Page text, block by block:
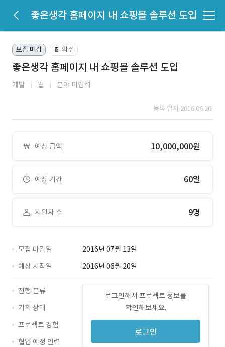
좋은생각 홈페이지 내 쇼핑몰 솔루션 도입
모집 마감 📔 외주
좋은생각 홈페이지 내 쇼핑몰 솔루션 도입
개발 웹 분야 미입력
등록 일자 2016.06.10.
예상 금액 10,000,000원
예상 기간 60일
지원자 수 9명
모집 마감일
2016년 07월 13일
예상 시작일
2016년 06월 20일
로그인해서 프로젝트 정보를
확인해보세요.
로그인
진행 분류
기획 상태
프로젝트 경험
협업 예정 인력